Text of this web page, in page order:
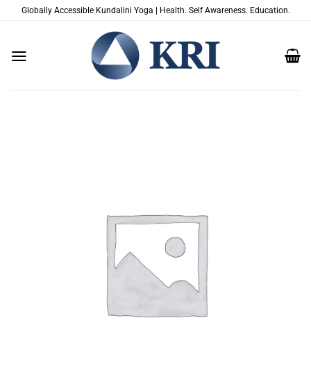
Globally Accessible Kundalini Yoga | Health. Self Awareness. Education.